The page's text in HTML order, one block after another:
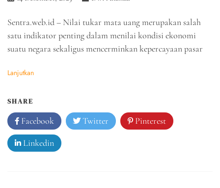
Sentra.web.id – Nilai tukar mata uang merupakan salah
satu indikator penting dalam menilai kondisi ekonomi
suatu negara sekaligus mencerminkan kepercayaan pasar
Lanjutkan
SHARE
Facebook Twitter Pinterest
Linkedin